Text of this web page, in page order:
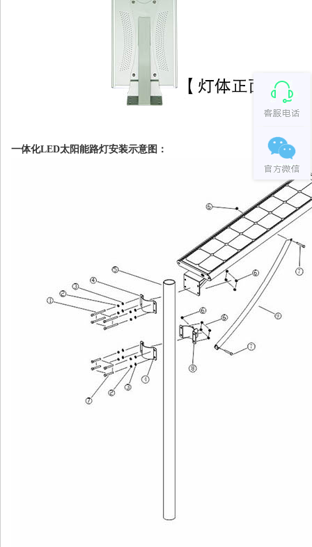
一体化LED太阳能路灯安装示意图：